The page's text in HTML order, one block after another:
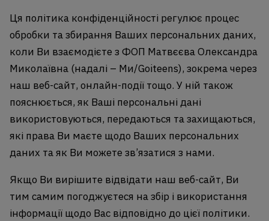
Ця політика конфіденційності регулює процес
обробки та збирання Ваших персональних даних,
коли Ви взаємодієте з ФОП Матвєєва Олександра
Миколаївна (надалі – Ми/Goiteens), зокрема через
наш веб-сайт, онлайн-події тощо. У ній також
пояснюється, як Ваші персональні дані
використовуються, передаються та захищаються,
які права Ви маєте щодо Ваших персональних
даних та як Ви можете зв’язатися з нами.
Якщо Ви вирішите відвідати наш веб-сайт, Ви
тим самим погоджуєтеся на збір і використання
інформації щодо Вас відповідно до цієї політики.